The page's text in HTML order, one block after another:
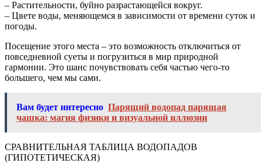
– Растительности, буйно разрастающейся вокруг.
– Цвете воды, меняющемся в зависимости от времени суток и
погоды.
Посещение этого места – это возможность отключиться от
повседневной суеты и погрузиться в мир природной
гармонии. Это шанс почувствовать себя частью чего-то
большего, чем мы сами.
Вам будет интересно Парящий водопад парящая
чашка: магия физики и визуальной иллюзии
СРАВНИТЕЛЬНАЯ ТАБЛИЦА ВОДОПАДОВ
(ГИПОТЕТИЧЕСКАЯ)